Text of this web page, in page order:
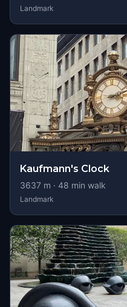
Landmark
Kaufmann's Clock
3637 m · 48 min walk
Landmark